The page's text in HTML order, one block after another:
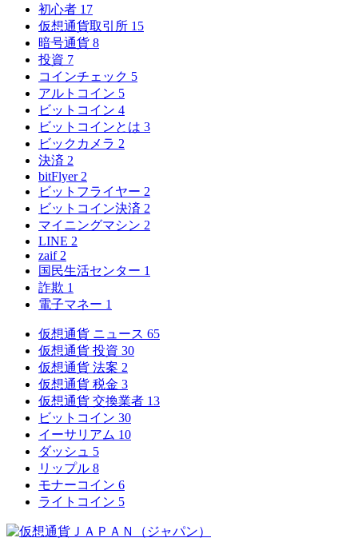
初心者 17
仮想通貨取引所 15
暗号通貨 8
投資 7
コインチェック 5
アルトコイン 5
ビットコイン 4
ビットコインとは 3
ビックカメラ 2
決済 2
bitFlyer 2
ビットフライヤー 2
ビットコイン決済 2
マイニングマシン 2
LINE 2
zaif 2
国民生活センター 1
詐欺 1
電子マネー 1
仮想通貨 ニュース 65
仮想通貨 投資 30
仮想通貨 法案 2
仮想通貨 税金 3
仮想通貨 交換業者 13
ビットコイン 30
イーサリアム 10
ダッシュ 5
リップル 8
モナーコイン 6
ライトコイン 5